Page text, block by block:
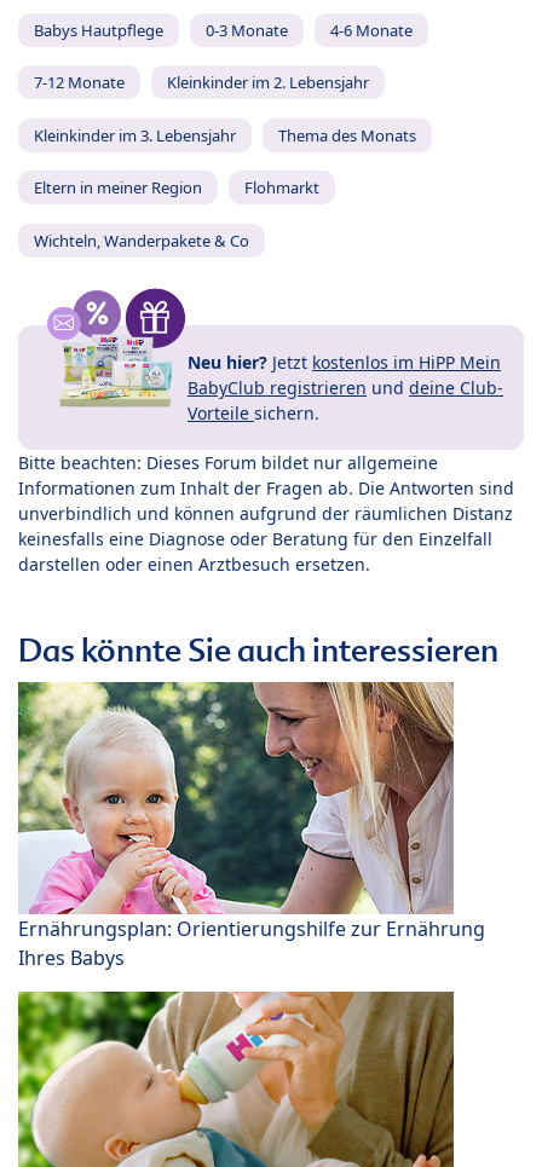
Babys Hautpflege 0-3 Monate 4-6 Monate
7-12 Monate Kleinkinder im 2. Lebensjahr
Kleinkinder im 3. Lebensjahr Thema des Monats
Eltern in meiner Region Flohmarkt
Wichteln, Wanderpakete & Co
Neu hier? Jetzt kostenlos im HiPP Mein
BabyClub registrieren und deine Club-
Vorteile sichern.
Bitte beachten: Dieses Forum bildet nur allgemeine
Informationen zum Inhalt der Fragen ab. Die Antworten sind
unverbindlich und können aufgrund der räumlichen Distanz
keinesfalls eine Diagnose oder Beratung für den Einzelfall
darstellen oder einen Arztbesuch ersetzen.
Das könnte Sie auch interessieren
Ernährungsplan: Orientierungshilfe zur Ernährung
Ihres Babys